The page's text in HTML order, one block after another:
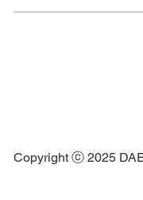
Copyright ⓒ 2025